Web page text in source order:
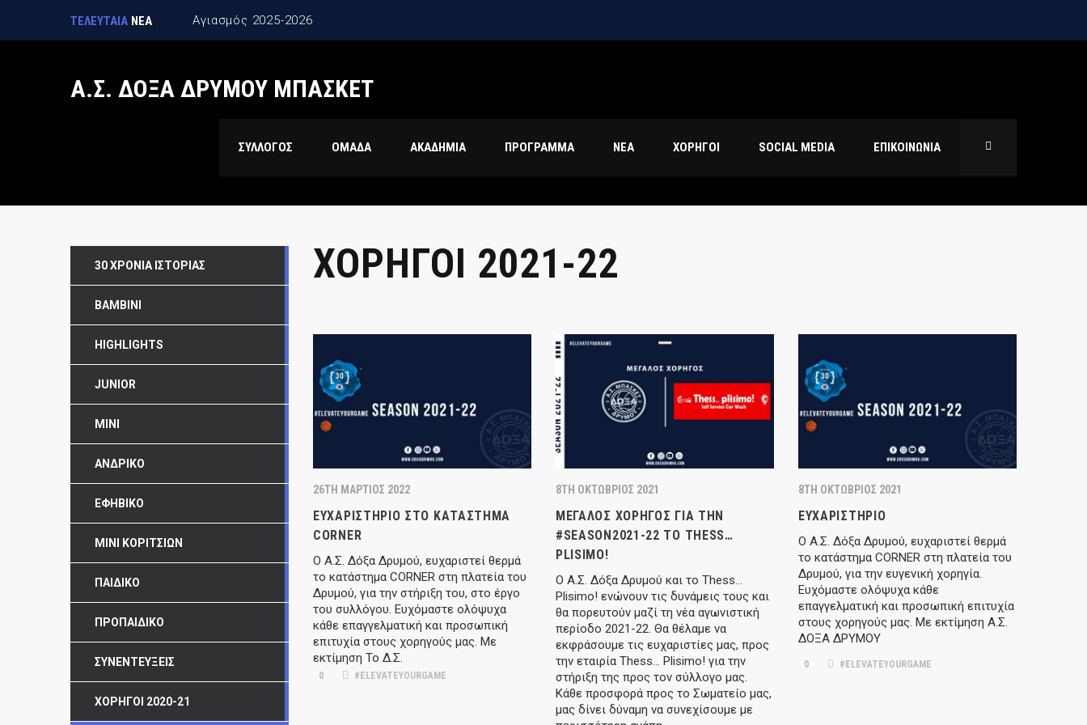
ΤΕΛΕΥΤΑΙΑ ΝΕΑ Αγιασμός 2025-2026
Α.Σ. ΔΟΞΑ ΔΡΥΜΟΥ ΜΠΑΣΚΕΤ
ΣΥΛΛΟΓΟΣ ΟΜΑΔΑ ΑΚΑΔΗΜΙΑ ΠΡΟΓΡΑΜΜΑ ΝΕΑ ΧΟΡΗΓΟΙ SOCIAL MEDIA ΕΠΙΚΟΙΝΩΝΙΑ
ΧΟΡΗΓΟΊ 2021-22
26TH ΜΆΡΤΙΟΣ 2022
ΕΥΧΑΡΙΣΤΉΡΙΟ ΣΤΟ ΚΑΤΆΣΤΗΜΑ
CORNER
Ο Α.Σ. Δόξα Δρυμού, ευχαριστεί θερμά
το κατάστημα CORNER στη πλατεία του
Δρυμού, για την στήριξη του, στο έργο
του συλλόγου. Ευχόμαστε ολόψυχα
κάθε επαγγελματική και προσωπική
επιτυχία στους χορηγούς μας. Με
εκτίμηση Το Δ.Σ.
0 #ELEVATEYOURGAME
8TH ΟΚΤΏΒΡΙΟΣ 2021
ΜΕΓΆΛΟΣ ΧΟΡΗΓΌΣ ΓΙΑ ΤΗΝ
#SEASON2021-22 ΤΟ THESS…
PLISIMO!
Ο Α.Σ. Δόξα Δρυμού και το Thess…
Plisimo! ενώνουν τις δυνάμεις τους και
θα πορευτούν μαζί τη νέα αγωνιστική
περίοδο 2021-22. Θα θέλαμε να
εκφράσουμε τις ευχαριστίες μας, προς
την εταιρία Thess… Plisimo! για την
στήριξη της προς τον σύλλογο μας.
Κάθε προσφορά προς το Σωματείο μας,
μας δίνει δύναμη να συνεχίσουμε με
8TH ΟΚΤΏΒΡΙΟΣ 2021
ΕΥΧΑΡΙΣΤΉΡΙΟ
Ο Α.Σ. Δόξα Δρυμού, ευχαριστεί θερμά
το κατάστημα CORNER στη πλατεία του
Δρυμού, για την ευγενική χορηγία.
Ευχόμαστε ολόψυχα κάθε
επαγγελματική και προσωπική επιτυχία
στους χορηγούς μας. Με εκτίμηση Α.Σ.
ΔΟΞΑ ΔΡΥΜΟΥ
0 #ELEVATEYOURGAME
30 ΧΡΌΝΙΑ ΙΣΤΟΡΊΑΣ
BAMBINI
HIGHLIGHTS
JUNIOR
MINI
ΑΝΔΡΙΚΌ
ΕΦΗΒΙΚΌ
ΜΊΝΙ ΚΟΡΙΤΣΙΏΝ
ΠΑΙΔΙΚΌ
ΠΡΟΠΑΙΔΙΚΌ
ΣΥΝΕΝΤΕΎΞΕΙΣ
ΧΟΡΗΓΟΊ 2020-21